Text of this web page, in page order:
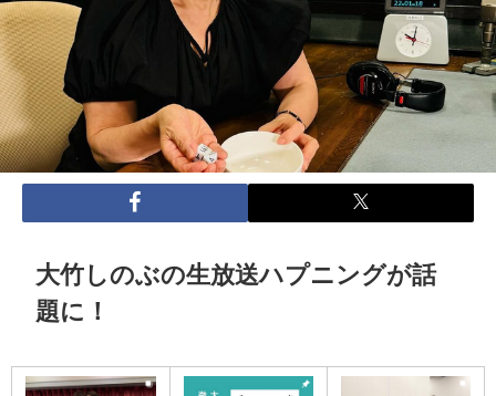
大竹しのぶの生放送ハプニングが話
題に！